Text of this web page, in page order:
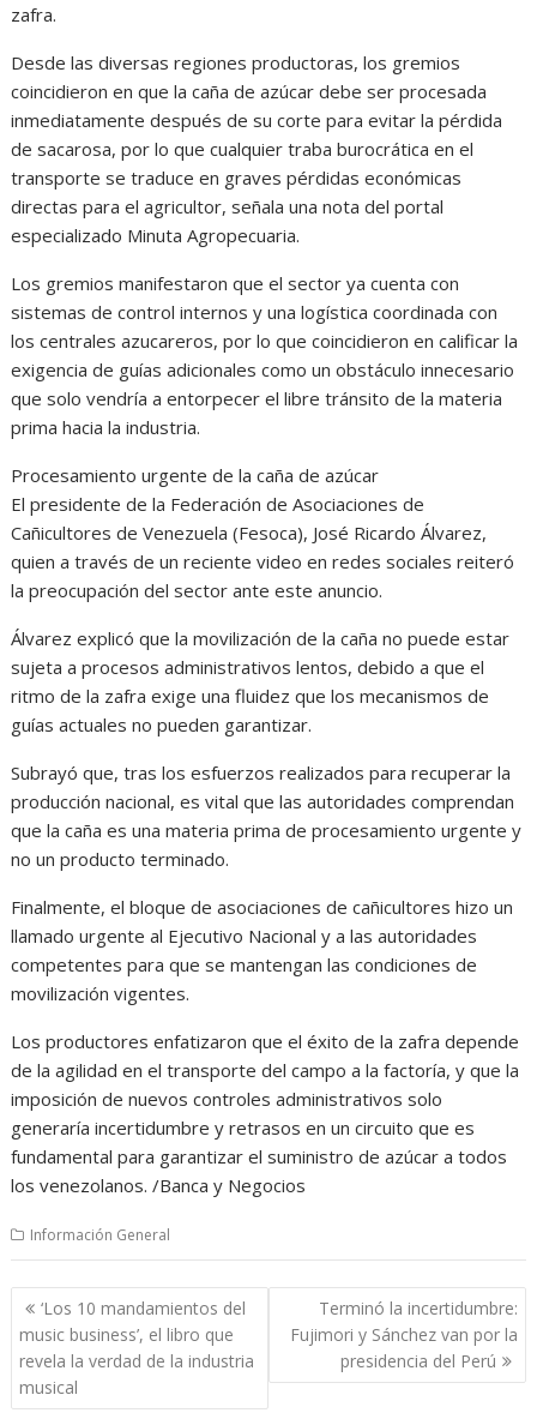
zafra.
Desde las diversas regiones productoras, los gremios
coincidieron en que la caña de azúcar debe ser procesada
inmediatamente después de su corte para evitar la pérdida
de sacarosa, por lo que cualquier traba burocrática en el
transporte se traduce en graves pérdidas económicas
directas para el agricultor, señala una nota del portal
especializado Minuta Agropecuaria.
Los gremios manifestaron que el sector ya cuenta con
sistemas de control internos y una logística coordinada con
los centrales azucareros, por lo que coincidieron en calificar la
exigencia de guías adicionales como un obstáculo innecesario
que solo vendría a entorpecer el libre tránsito de la materia
prima hacia la industria.
Procesamiento urgente de la caña de azúcar
El presidente de la Federación de Asociaciones de
Cañicultores de Venezuela (Fesoca), José Ricardo Álvarez,
quien a través de un reciente video en redes sociales reiteró
la preocupación del sector ante este anuncio.
Álvarez explicó que la movilización de la caña no puede estar
sujeta a procesos administrativos lentos, debido a que el
ritmo de la zafra exige una fluidez que los mecanismos de
guías actuales no pueden garantizar.
Subrayó que, tras los esfuerzos realizados para recuperar la
producción nacional, es vital que las autoridades comprendan
que la caña es una materia prima de procesamiento urgente y
no un producto terminado.
Finalmente, el bloque de asociaciones de cañicultores hizo un
llamado urgente al Ejecutivo Nacional y a las autoridades
competentes para que se mantengan las condiciones de
movilización vigentes.
Los productores enfatizaron que el éxito de la zafra depende
de la agilidad en el transporte del campo a la factoría, y que la
imposición de nuevos controles administrativos solo
generaría incertidumbre y retrasos en un circuito que es
fundamental para garantizar el suministro de azúcar a todos
los venezolanos. /Banca y Negocios
Información General
Navegación
de
entradas
‘Los 10 mandamientos del
music business’, el libro que
revela la verdad de la industria
musical
Terminó la incertidumbre:
Fujimori y Sánchez van por la
presidencia del Perú